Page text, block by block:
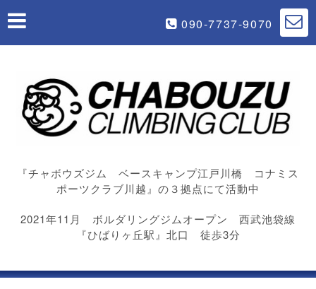
090-7737-9070
『チャボウズジム ベースキャンプ江戸川橋 コナミス
ポーツクラブ川越』の３拠点にて活動中
2021年11月 ボルダリングジムオープン 西武池袋線
『ひばりヶ丘駅』北口 徒歩3分